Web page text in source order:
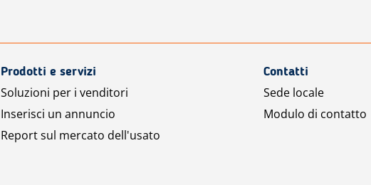
Prodotti e servizi
Soluzioni per i venditori
Inserisci un annuncio
Report sul mercato dell'usato
Contatti
Sede locale
Modulo di contatto